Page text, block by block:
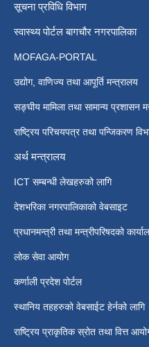
सूचना प्रविधि विभाग
स्वास्थ्य पोर्टल बागचौर नगरपालिका
MOFAGA-PORTAL
उद्योग, वाणिज्य तथा आपूर्ति मन्त्रालय
सङ्घीय मामिला तथा सामान्य प्रशासन
राष्ट्रिय परिचयपत्र तथा पन्जिकरण
अर्थ मन्त्रालय
ICT सम्बन्धी लेखहरुको लागि
देशभरिका नगरपालिकाको वेबसाइट
प्रधानमन्त्री तथा मन्त्रीपरिषदको
लोक सेवा आयोग
कर्णाली प्रदेश पोर्टल
स्थानिय तहहरुको वेबसाईट हेर्नको लागि
राष्ट्रिय प्राकृतिक स्रोत तथा वित्त